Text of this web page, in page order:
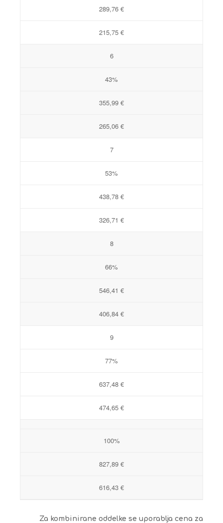
289,76 €
215,75 €
6
43%
355,99 €
265,06 €
7
53%
438,78 €
326,71 €
8
66%
546,41 €
406,84 €
9
77%
637,48 €
474,65 €
100%
827,89 €
616,43 €
Za kombinirane oddelke se uporablja cena za